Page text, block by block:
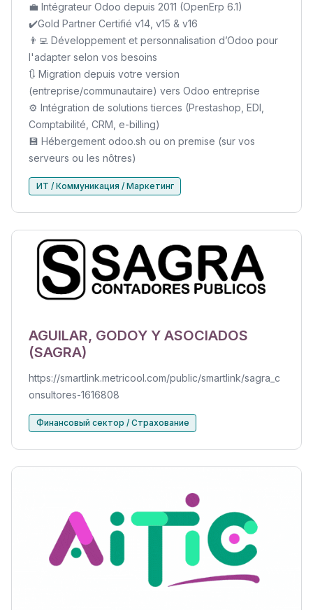
💼 Intégrateur Odoo depuis 2011 (OpenErp 6.1)
✔️Gold Partner Certifié v14, v15 & v16
👨‍💻 Développement et personnalisation d’Odoo pour
l'adapter selon vos besoins
🔃 Migration depuis votre version
(entreprise/communautaire) vers Odoo entreprise
⚙️ Intégration de solutions tierces (Prestashop, EDI,
Comptabilité, CRM, e-billing)
💾 Hébergement odoo.sh ou on premise (sur vos
serveurs ou les nôtres)
ИТ / Коммуникация / Маркетинг
AGUILAR, GODOY Y ASOCIADOS
(SAGRA)
https://smartlink.metricool.com/public/smartlink/sagra_c
onsultores-1616808
Финансовый сектор / Страхование